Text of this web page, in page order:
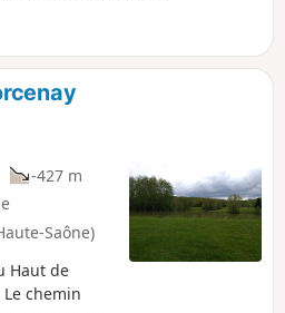
-427 m
Saône)
Haut de
chemin